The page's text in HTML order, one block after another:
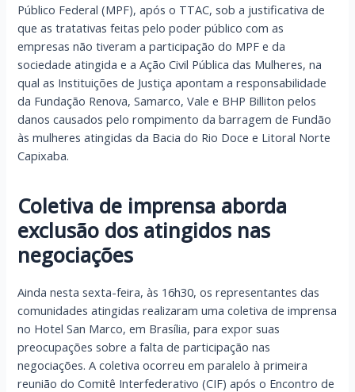
Público Federal (MPF), após o TTAC, sob a justificativa de
que as tratativas feitas pelo poder público com as
empresas não tiveram a participação do MPF e da
sociedade atingida e a Ação Civil Pública das Mulheres, na
qual as Instituições de Justiça apontam a responsabilidade
da Fundação Renova, Samarco, Vale e BHP Billiton pelos
danos causados pelo rompimento da barragem de Fundão
às mulheres atingidas da Bacia do Rio Doce e Litoral Norte
Capixaba.
Coletiva de imprensa aborda
exclusão dos atingidos nas
negociações
Ainda nesta sexta-feira, às 16h30, os representantes das
comunidades atingidas realizaram uma coletiva de imprensa
no Hotel San Marco, em Brasília, para expor suas
preocupações sobre a falta de participação nas
negociações. A coletiva ocorreu em paralelo à primeira
reunião do Comitê Interfederativo (CIF) após o Encontro de